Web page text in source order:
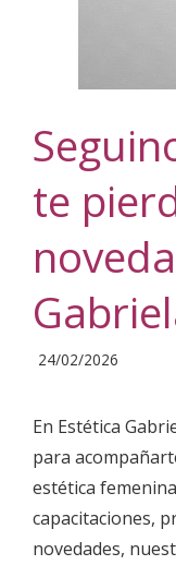
te
2026-
24
24/02/2026
En Estética
para
estética
capacitaciones,
novedades,